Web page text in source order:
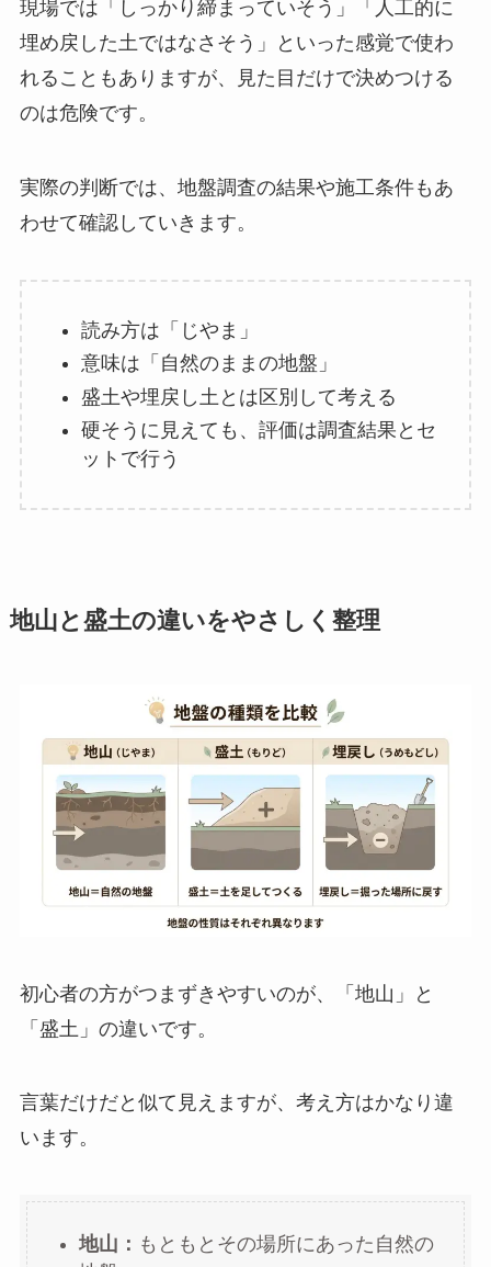
現場では「しっかり締まっていそう」「人工的に
埋め戻した土ではなさそう」といった感覚で使わ
れることもありますが、見た目だけで決めつける
のは危険です。
実際の判断では、地盤調査の結果や施工条件もあ
わせて確認していきます。
読み方は「じやま」
意味は「自然のままの地盤」
盛土や埋戻し土とは区別して考える
硬そうに見えても、評価は調査結果とセ
ットで行う
地山と盛土の違いをやさしく整理
初心者の方がつまずきやすいのが、「地山」と
「盛土」の違いです。
言葉だけだと似て見えますが、考え方はかなり違
います。
地山： もともとその場所にあった自然の